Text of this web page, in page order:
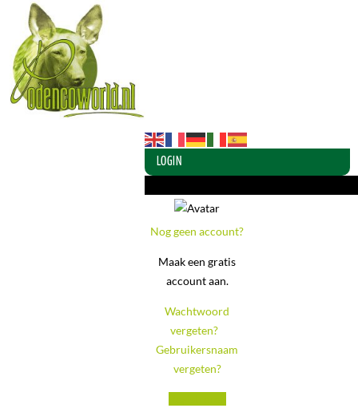
LOGIN
Nog geen account?
Maak een gratis
account aan.
Wachtwoord
vergeten?
Gebruikersnaam
vergeten?